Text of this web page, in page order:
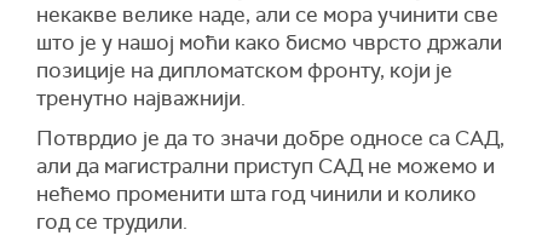
некакве велике наде, али се мора учинити све
што је у нашој моћи како бисмо чврсто држали
позиције на дипломатском фронту, који је
тренутно најважнији.
Потврдио је да то значи добре односе са САД,
али да магистрални приступ САД не можемо и
нећемо променити шта год чинили и колико
год се трудили.